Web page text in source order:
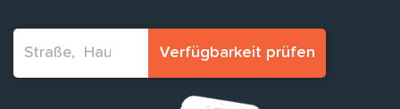
Verfügbarkeit prüfen